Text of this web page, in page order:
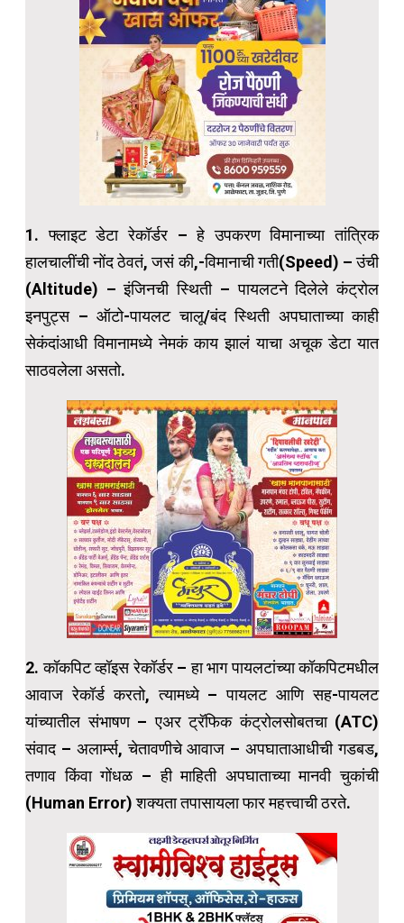
1. फ्लाइट डेटा रेकॉर्डर – हे उपकरण विमानाच्या तांत्रिक
हालचालींची नोंद ठेवतं, जसं की,-विमानाची गती(Speed) – उंची
(Altitude) – इंजिनची स्थिती – पायलटने दिलेले कंट्रोल
इनपुट्स – ऑटो-पायलट चालू/बंद स्थिती अपघाताच्या काही
सेकंदांआधी विमानामध्ये नेमकं काय झालं याचा अचूक डेटा यात
साठवलेला असतो.
2. कॉकपिट व्हॉइस रेकॉर्डर – हा भाग पायलटांच्या कॉकपिटमधील
आवाज रेकॉर्ड करतो, त्यामध्ये – पायलट आणि सह-पायलट
यांच्यातील संभाषण – एअर ट्रॅफिक कंट्रोलसोबतचा (ATC)
संवाद – अलार्म्स, चेतावणीचे आवाज – अपघाताआधीची गडबड,
तणाव किंवा गोंधळ – ही माहिती अपघाताच्या मानवी चुकांची
(Human Error) शक्यता तपासायला फार महत्त्वाची ठरते.